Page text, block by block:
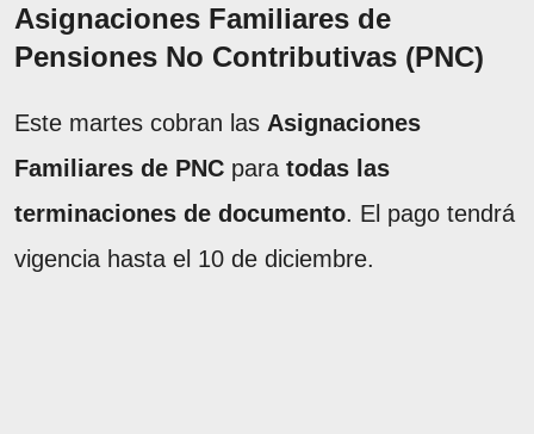
Asignaciones Familiares de
Pensiones No Contributivas (PNC)
Este martes cobran las Asignaciones
Familiares de PNC para todas las
terminaciones de documento. El pago tendrá
vigencia hasta el 10 de diciembre.